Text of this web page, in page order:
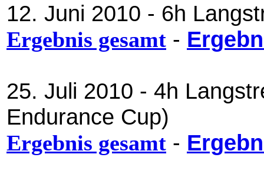
12. Juni 2010 - 6h
Ergebnis gesamt -
25. Juli 2010 - 4h
Endurance Cup)
Ergebnis gesamt -